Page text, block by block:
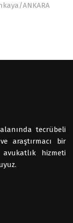
ANKARA
tecrübeli
araştırmacı bir
hizmeti